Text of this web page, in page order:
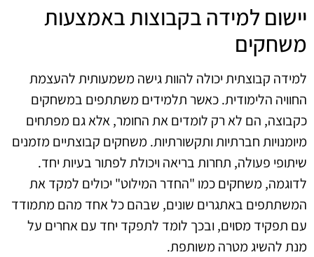
יישום למידה בקבוצות באמצעות
משחקים
למידה קבוצתית יכולה להוות גישה משמעותית להעצמת
החוויה הלימודית. כאשר תלמידים משתתפים במשחקים
כקבוצה, הם לא רק לומדים את החומר, אלא גם מפתחים
מיומנויות חברתיות ותקשורתיות. משחקים קבוצתיים מזמנים
שיתופי פעולה, תחרות בריאה ויכולת לפתור בעיות יחד.
לדוגמה, משחקים כמו "החדר המילוט" יכולים למקד את
המשתתפים באתגרים שונים, שבהם כל אחד מהם מתמודד
עם תפקיד מסוים, ובכך לומד לתפקד יחד עם אחרים על
מנת להשיג מטרה משותפת.